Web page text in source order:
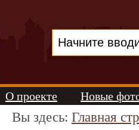
О проекте Новые
Вы здесь: Главная